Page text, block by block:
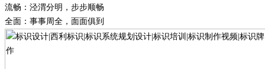
流畅：泾渭分明，步步顺畅
全面：事事周全，面面俱到